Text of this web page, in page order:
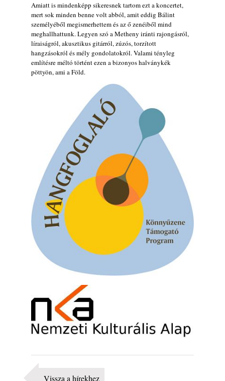
Amiatt is mindenképp sikeresnek tartom ezt a koncertet,
mert sok minden benne volt abból, amit eddig Bálint
személyéből megismerhettem és az ő zenéiből mind
meghallhattunk. Legyen szó a Metheny iránti rajongásról,
líraiságról, akusztikus gitárról, zúzós, torzított
hangzásokról és mély gondolatokról. Valami tényleg
említésre méltó történt ezen a bizonyos halványkék
pöttyön, ami a Föld.
Vissza a hírekhez